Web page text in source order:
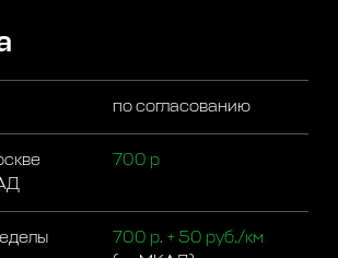
по согласованию
700 р
700 р. + 50 руб./км